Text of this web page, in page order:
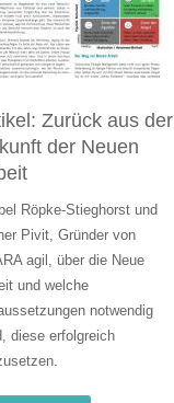
Zurück aus der
der Neuen
Röpke-Stieghorst und
Pivit, Gründer von
agil, über die Neue
und welche
notwendig
diese erfolgreich